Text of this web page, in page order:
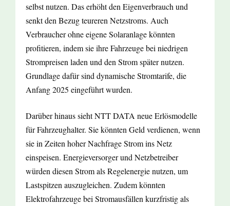
selbst nutzen. Das erhöht den Eigenverbrauch und
senkt den Bezug teureren Netzstroms. Auch
Verbraucher ohne eigene Solaranlage könnten
profitieren, indem sie ihre Fahrzeuge bei niedrigen
Strompreisen laden und den Strom später nutzen.
Grundlage dafür sind dynamische Stromtarife, die
Anfang 2025 eingeführt wurden.
Darüber hinaus sieht NTT DATA neue Erlösmodelle
für Fahrzeughalter. Sie könnten Geld verdienen, wenn
sie in Zeiten hoher Nachfrage Strom ins Netz
einspeisen. Energieversorger und Netzbetreiber
würden diesen Strom als Regelenergie nutzen, um
Lastspitzen auszugleichen. Zudem könnten
Elektrofahrzeuge bei Stromausfällen kurzfristig als